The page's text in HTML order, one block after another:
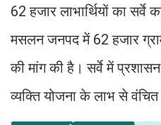
62 हजार लाभार्थियों का सर्वे
मसलन जनपद में 62 हजार
की मांग की है। सर्वे में
व्यक्ति योजना के लाभ से वंचित